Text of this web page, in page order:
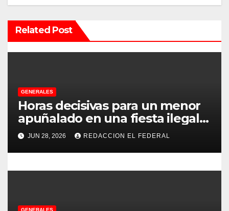
ó
n
e
e
n
a
Related Post
GENERALES
Horas decisivas para un menor
apuñalado en una fiesta ilegal
con más de 500 asistentes en
Chilecito
JUN 28, 2026 REDACCION EL FEDERAL
GENERALES